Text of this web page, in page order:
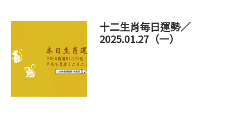
十二生肖每日運勢／
2025.01.27（一）